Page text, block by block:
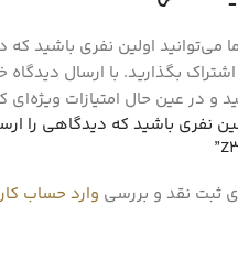
می‌توانید اولین نفری باشید
بگذارید. با ارسال
و در عین حال امتیازات
نفری باشید که دیدگاهی را
ثبت نقد و بررسی وارد حساب